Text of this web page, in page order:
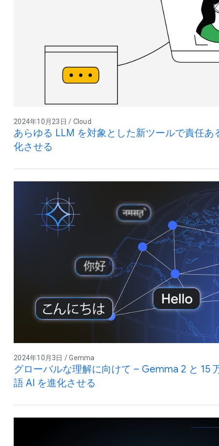
2024年10月23日 / Cloud
あらゆる LLM を対象とした新ツールで責任あ
化させる
2024年10月3日 / Gemma
グローバルな理解に向けて – Gemma 2 と 15
語 AI を進化させる